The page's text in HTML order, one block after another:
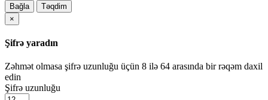
Bağla
Təqdim
×
Şifrə yaradın
Zəhmət olmasa şifrə uzunluğu üçün 8 ilə 64 arasında bir rəqəm daxil
edin
Şifrə uzunluğu